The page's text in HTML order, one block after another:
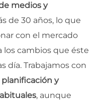
medios y
de 30 años, lo que
con el mercado
los cambios que éste
día. Trabajamos con
planificación y
, aunque